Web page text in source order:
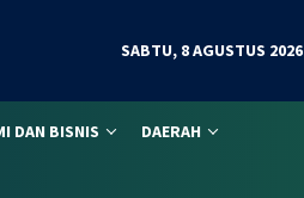
SABTU, 8 AGUSTUS 2026
DAN BISNIS DAERAH